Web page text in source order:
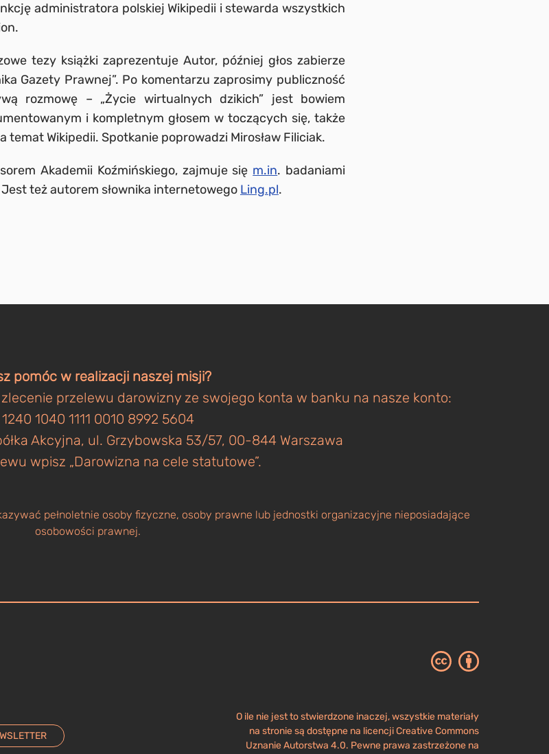
administratora polskiej Wikipedii i stewarda wszystkich
tezy książki zaprezentuje Autor, później głos zabierze
Gazety Prawnej”. Po komentarzu zaprosimy publiczność
rozmowę – „Życie wirtualnych dzikich” jest bowiem
i kompletnym głosem w toczących się, także
temat Wikipedii. Spotkanie poprowadzi Mirosław Filiciak.
Akademii Koźmińskiego, zajmuje się m.in. badaniami
też autorem słownika internetowego Ling.pl.
pomóc w realizacji naszej misji?
przelewu darowizny ze swojego konta w banku na nasze konto:
1040 1111 0010 8992 5604
Akcyjna, ul. Grzybowska 53/57, 00-844 Warszawa
wpisz „Darowizna na cele statutowe”.
pełnoletnie osoby fizyczne, osoby prawne lub jednostki organizacyjne nieposiadające
osobowości prawnej.
O ile nie jest to stwierdzone inaczej, wszystkie materiały
na stronie są dostępne na licencji Creative Commons
Uznanie Autorstwa 4.0. Pewne prawa zastrzeżone na